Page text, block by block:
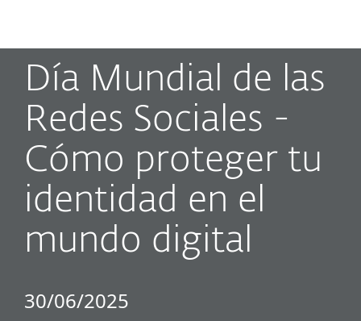
Día Mundial de las
Redes Sociales -
Cómo proteger tu
identidad en el
mundo digital
30/06/2025